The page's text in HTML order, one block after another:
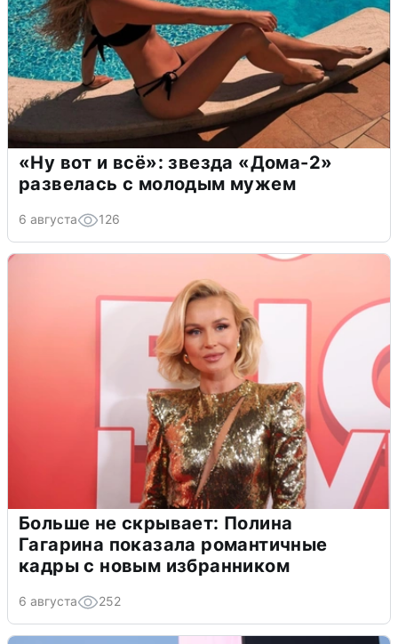
«Ну вот и всё»: звезда «Дома-2»
развелась с молодым мужем
6 августа 126
Больше не скрывает: Полина
Гагарина показала романтичные
кадры с новым избранником
6 августа 252